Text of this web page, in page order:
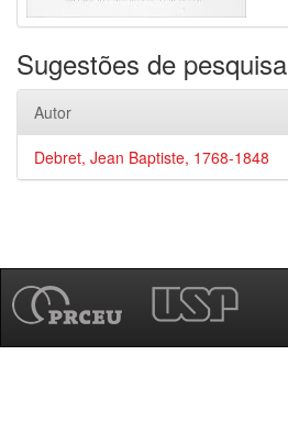
Sugestões de pesquisa
Autor
Debret, Jean Baptiste, 1768-1848